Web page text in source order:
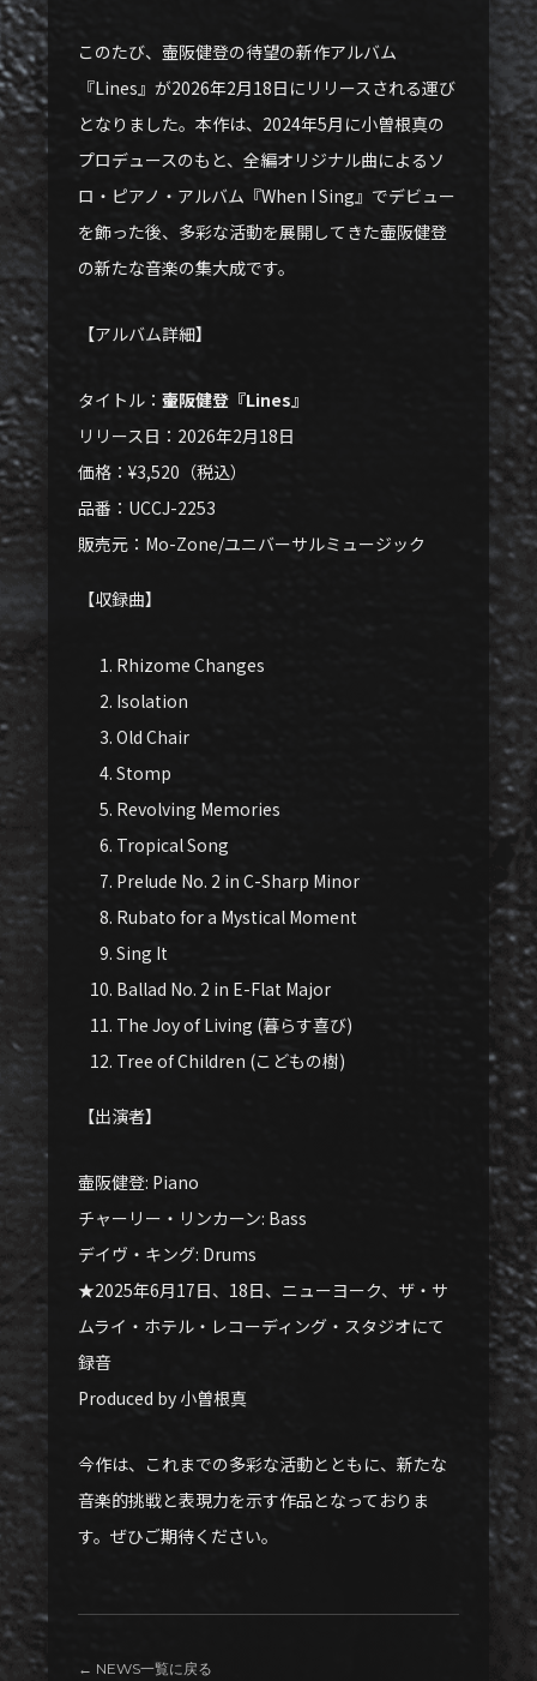
このたび、壷阪健登の待望の新作アルバム
『Lines』が2026年2月18日にリリースされる運び
となりました。本作は、2024年5月に小曽根真の
プロデュースのもと、全編オリジナル曲によるソ
ロ・ピアノ・アルバム『When I Sing』でデビュー
を飾った後、多彩な活動を展開してきた壷阪健登
の新たな音楽の集大成です。
【アルバム詳細】
タイトル：壷阪健登『Lines』
リリース日：2026年2月18日
価格：¥3,520（税込）
品番：UCCJ-2253
販売元：Mo-Zone/ユニバーサルミュージック
【収録曲】
Rhizome Changes
Isolation
Old Chair
Stomp
Revolving Memories
Tropical Song
Prelude No. 2 in C-Sharp Minor
Rubato for a Mystical Moment
Sing It
Ballad No. 2 in E-Flat Major
The Joy of Living (暮らす喜び)
Tree of Children (こどもの樹)
【出演者】
壷阪健登: Piano
チャーリー・リンカーン: Bass
デイヴ・キング: Drums
★2025年6月17日、18日、ニューヨーク、ザ・サ
ムライ・ホテル・レコーディング・スタジオにて
録音
Produced by 小曽根真
今作は、これまでの多彩な活動とともに、新たな
音楽的挑戦と表現力を示す作品となっておりま
す。ぜひご期待ください。
← NEWS一覧に戻る